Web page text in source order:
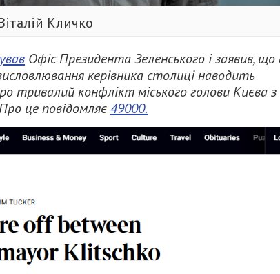
Кличко
Офіс Президента Зеленського і заявив, що
керівника столиці наводить
тривалий конфлікт міського голови Києва з
це повідомляє49000.